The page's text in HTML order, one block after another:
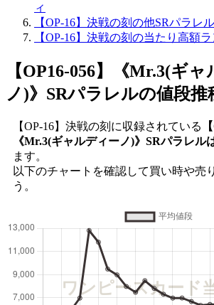
ィ
【OP-16】決戦の刻の他SRパラレル
【OP-16】決戦の刻の当たり高額
【OP16-056】《Mr.3(ギ
ノ)》SRパラレルの値段推
【OP-16】決戦の刻に収録されている
《Mr.3(ギャルディーノ)》SRパラレル
ます。
以下のチャートを確認して買い時や売
う。